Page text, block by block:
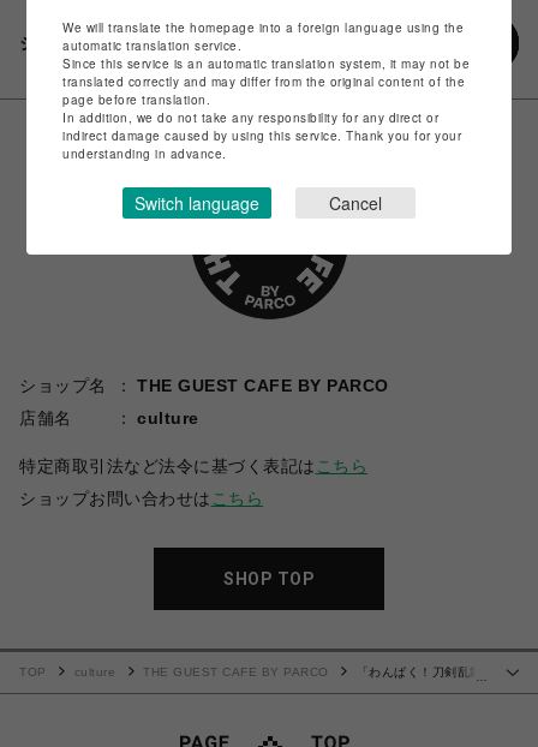
シェアする
ショップ名
THE GUEST CAFE BY PARCO
店舗名
culture
特定商取引法など法令に基づく表記は こちら
ショップお問い合わせは こちら
SHOP TOP
TOP culture THE GUEST CAFE BY PARCO
「わんぱく！刀剣乱舞
We will translate the homepage into a foreign language using the
automatic translation service.
Since this service is an automatic translation system, it may not be
translated correctly and may differ from the original content of the
page before translation.
In addition, we do not take any responsibility for any direct or
indirect damage caused by using this service. Thank you for your
understanding in advance.
Switch language Cancel